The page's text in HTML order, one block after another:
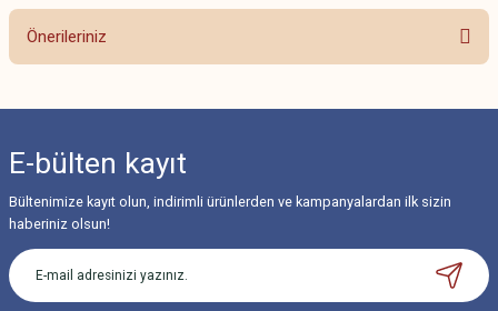
Önerileriniz
Görüş ve önerileriniz için teşekkür ederiz.
Ürün resmi kalitesiz, bozuk veya görüntülenemiyor.
Ürün açıklamasında eksik bilgiler bulunuyor.
Ürün bilgilerinde hatalar bulunuyor.
E-bülten kayıt
Bültenimize kayıt olun, indirimli ürünlerden ve kampanyalardan ilk sizin
haberiniz olsun!